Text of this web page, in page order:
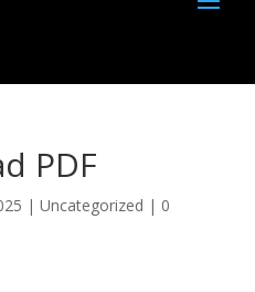
PDF
| Uncategorized | 0